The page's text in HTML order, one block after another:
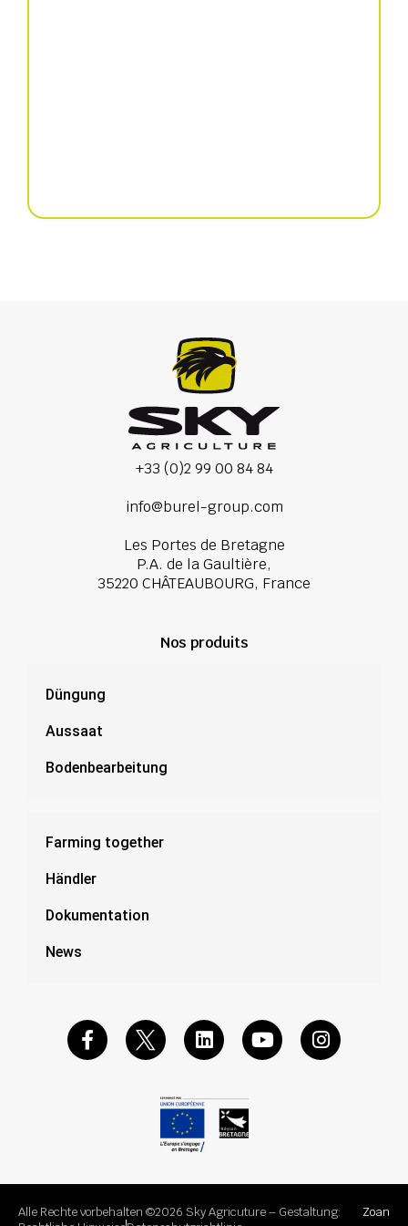
+33 (0)2 99 00 84 84
info@burel-group.com
Les Portes de Bretagne
P.A. de la Gaultière,
35220 CHÂTEAUBOURG, France
Nos produits
Düngung
Aussaat
Bodenbearbeitung
Farming together
Händler
Dokumentation
News
Alle Rechte vorbehalten ©2026 Sky Agricuture – Gestaltung:
Zoan